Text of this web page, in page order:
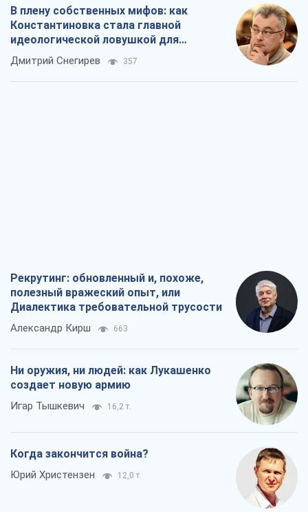
В плену собственных мифов: как
Константиновка стала главной
идеологической ловушкой для
российских оккупантов
Дмитрий Снегирев 357
Рекрутинг: обновленный и, похоже,
полезный вражеский опыт, или
Диалектика требовательной трусости
Александр Кирш 663
Ни оружия, ни людей: как Лукашенко
создает новую армию
Игар Тышкевич 16,2 т.
Когда закончится война?
Юрий Христензен 12,0 т.